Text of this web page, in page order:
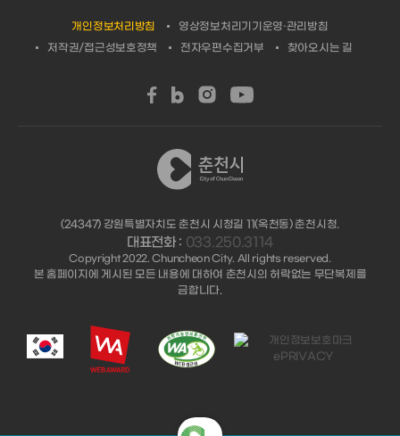
개인정보처리방침
영상정보처리기기운영·관리방침
저작권/접근성보호정책
전자우편수집거부 찾아오시는 길
(24347) 강원특별자치도 춘천시 시청길 11(옥천동) 춘천시청.
대표전화 : 033.250.3114
Copyright 2022. Chuncheon City. All rights reserved.
본 홈페이지에 게시된 모든 내용에 대하여 춘천시의 허락없는 무단복제를
금합니다.